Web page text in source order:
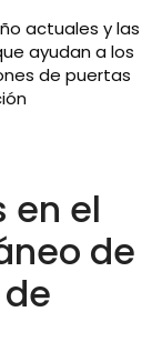
actuales y las
ayudan a los
de puertas
en el
de